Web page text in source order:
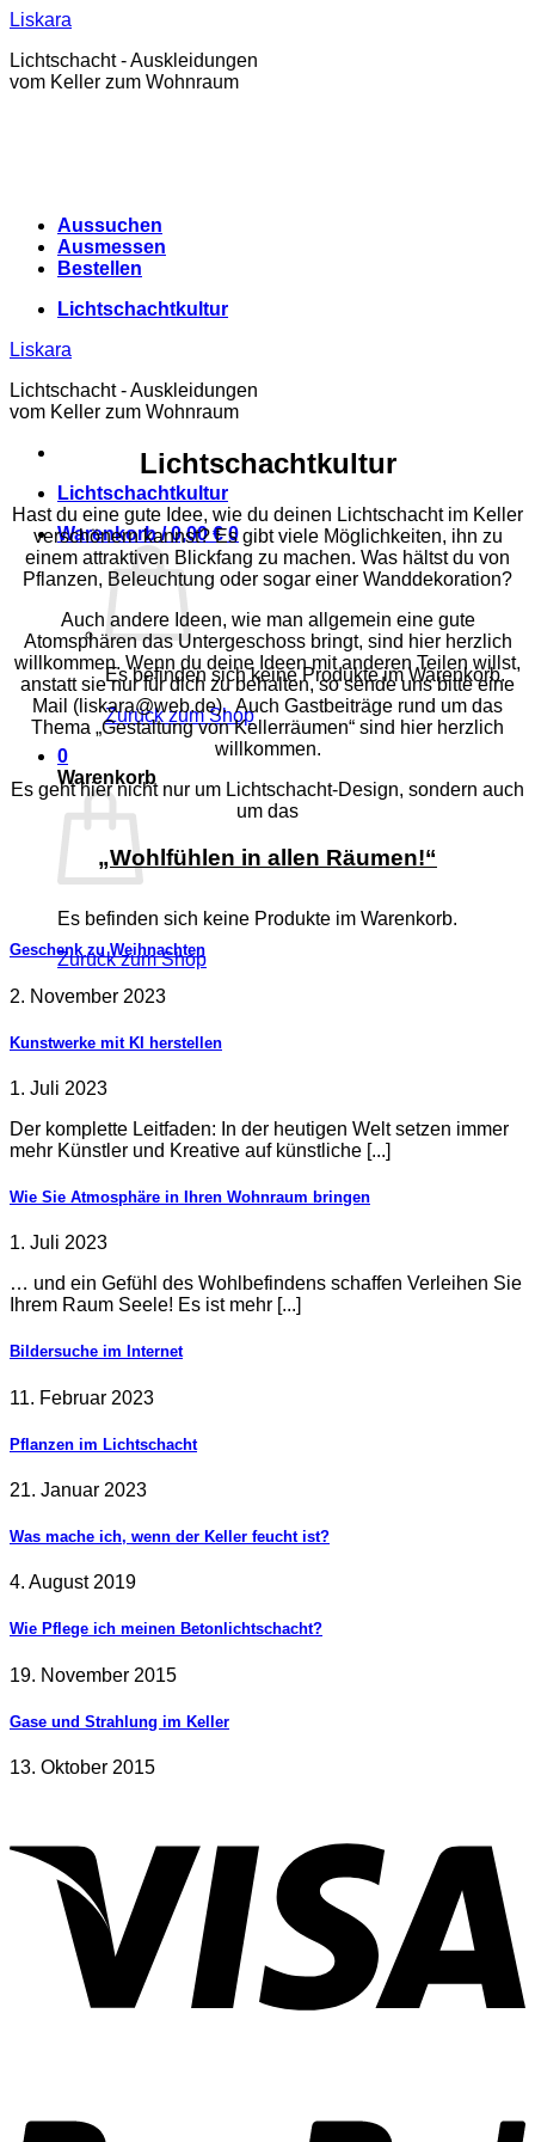
Zum
springen
Liskara
Lichtschacht - Auskleidungen
vom Keller zum Wohnraum
Aussuchen
Ausmessen
Bestellen
Lichtschachtkultur
Liskara
Lichtschacht - Auskleidungen
vom Keller zum Wohnraum
Lichtschachtkultur
Warenkorb /0,00€ 0
Es befinden sich keine Produkte im Warenkorb.
Zurück zum Shop
0
Warenkorb
Es befinden sich keine Produkte im Warenkorb.
Zurück zum Shop
Lichtschachtkultur
Hast du eine gute Idee, wie du deinen Lichtschacht im Keller
verschönern kannst? Es gibt viele Möglichkeiten, ihn zu
einem attraktiven Blickfang zu machen. Was hältst du von
Pflanzen, Beleuchtung oder sogar einer Wanddekoration?
Auch andere Ideen, wie man allgemein eine gute
Atomsphären das Untergeschoss bringt, sind hier herzlich
willkommen. Wenn du deine Ideen mit anderen Teilen willst,
anstatt sie nur für dich zu behalten, so sende uns bitte eine
Mail (liskara@web.de). Auch Gastbeiträge rund um das
Thema „Gestaltung von Kellerräumen“ sind hier herzlich
willkommen.
Es geht hier nicht nur um Lichtschacht-Design, sondern auch
um das
„Wohlfühlen in allen Räumen!“
Geschenk zu Weihnachten
2. November 2023
Kunstwerke mit KI herstellen
1. Juli 2023
Der komplette Leitfaden: In der heutigen Welt setzen immer
mehr Künstler und Kreative auf künstliche [...]
Wie Sie Atmosphäre in Ihren Wohnraum bringen
1. Juli 2023
… und ein Gefühl des Wohlbefindens schaffen Verleihen Sie
Ihrem Raum Seele! Es ist mehr [...]
Bildersuche im Internet
11. Februar 2023
Pflanzen im Lichtschacht
21. Januar 2023
Was mache ich, wenn der Keller feucht ist?
4. August 2019
Wie Pflege ich meinen Betonlichtschacht?
19. November 2015
Gase und Strahlung im Keller
13. Oktober 2015